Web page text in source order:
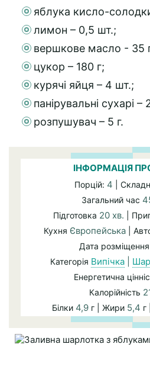
яблука кисло-
лимон – 0,5 шт.;
вершкове масло - 35
цукор – 180 г;
курячі яйця – 4 шт.;
панірувальні сухарі –
розпушувач – 5 г.
ІНФОРМАЦІЯ
Порцій: 4 |
Загальний час
Підготовка 20 хв. |
Кухня Європейська |
Дата розміщення
Категорія Випічка|
Енергетична
Калорійність
Білки 4,9г | Жири 5,4 г